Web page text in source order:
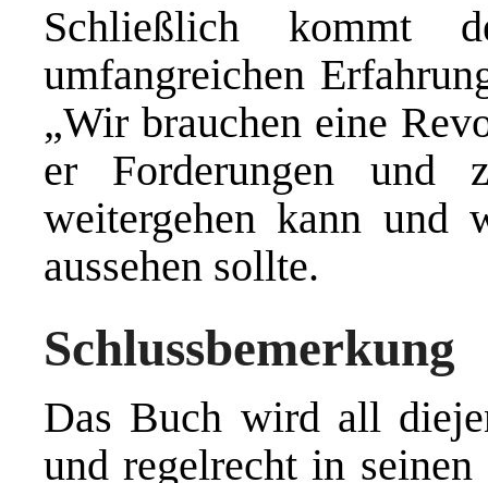
Schließlich kommt
umfangreichen
„Wir brauchen eine
er Forderungen und
weitergehen kann und
aussehen sollte.
Schlussbemerkung
Das Buch wird all
und regelrecht in